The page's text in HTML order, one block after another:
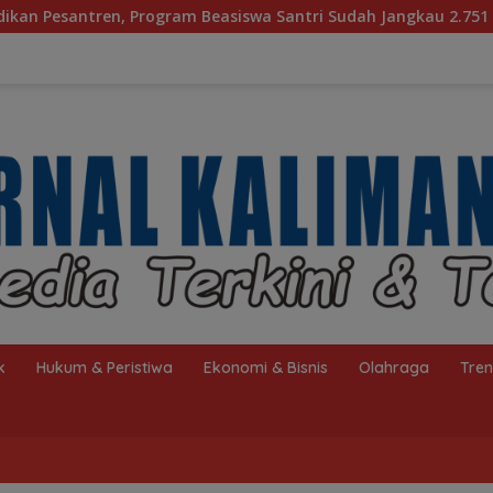
Beasiswa Santri Sudah Jangkau 2.751 Penerima
Hukum & Peristiwa Ekonomi & Bisnis Olahraga